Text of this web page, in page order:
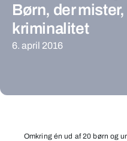
Børn, der
kriminalitet
6. april 2016
Omkring én ud af 20 børn og